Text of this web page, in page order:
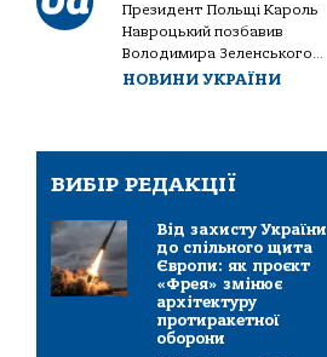
Президент Польщі Кароль
Навроцький позбавив
Володимира Зеленського...
НОВИНИ УКРАЇНИ
ВИБІР РЕДАКЦІЇ
Від захисту України
до спільного щита
Європи: як проєкт
«Фрея» змінює
архітектуру
протиракетної
оборони